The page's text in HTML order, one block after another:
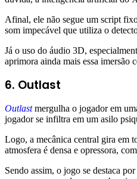
Afinal, ele não segue um script
som impecável que utiliza o
Já o uso do áudio 3D,
aprimora ainda mais essa imersão
6. Outlast
Outlastmergulha o jogador em
jogador se infiltra em um asilo
Logo, a mecânica central gira em
atmosfera é densa e opressora,
Sendo assim, o jogo se destaca